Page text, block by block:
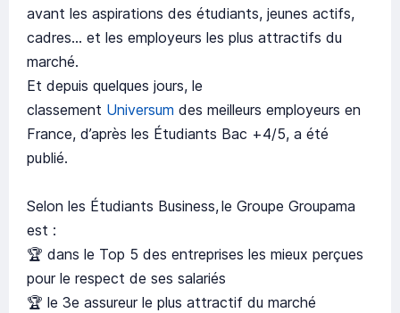
avant les aspirations des étudiants, jeunes actifs,
cadres… et les employeurs les plus attractifs du
marché.
Et depuis quelques jours, le
classement Universum des meilleurs employeurs en
France, d’après les Étudiants Bac +4/5, a été
publié.
Selon les Étudiants Business, le Groupe Groupama
est :
🏆 dans le Top 5 des entreprises les mieux perçues
pour le respect de ses salariés
🏆 le 3e assureur le plus attractif du marché